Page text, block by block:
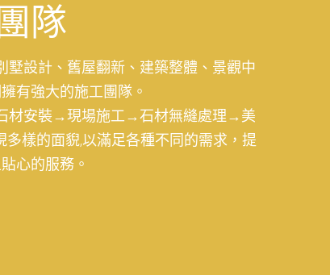
隊
設計、舊屋翻新、建築整體、景觀中
有強大的施工團隊。
材安裝→現場施工→石材無縫處理→美
樣的面貎,以滿足各種不同的需求，提
心的服務。